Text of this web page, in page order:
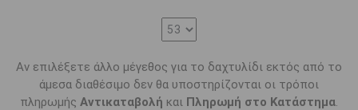
Αν επιλέξετε άλλο μέγεθος για το δαχτυλίδι εκτός από το
άμεσα διαθέσιμο δεν θα υποστηρίζονται οι τρόποι
πληρωμής Αντικαταβολή και Πληρωμή στο Κατάστημα.